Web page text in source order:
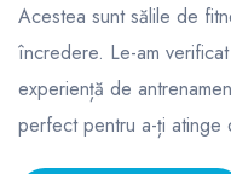
Acestea sunt sălile de
încredere. Le-am
experiență de
perfect pentru a-ți atinge